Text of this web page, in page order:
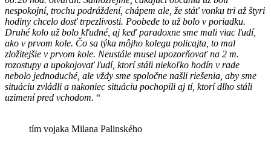
nespokojní, trochu podráždení, chápem ale, že stáť vonku tri až štyri
hodiny chcelo dosť trpezlivosti. Poobede to už bolo v poriadku.
Druhé kolo už bolo kľudné, aj keď paradoxne sme mali viac ľudí,
ako v prvom kole. Čo sa týka môjho kolegu policajta, to mal
zložitejšie v prvom kole. Neustále musel upozorňovať na 2 m.
rozostupy a upokojovať ľudí, ktorí stáli niekoľko hodín v rade
nebolo jednoduché, ale vždy sme spoločne našli riešenia, aby sme
situáciu zvládli a nakoniec situáciu pochopili aj tí, ktorí dlho stáli
uzimení pred vchodom. “
tím vojaka Milana Palinského